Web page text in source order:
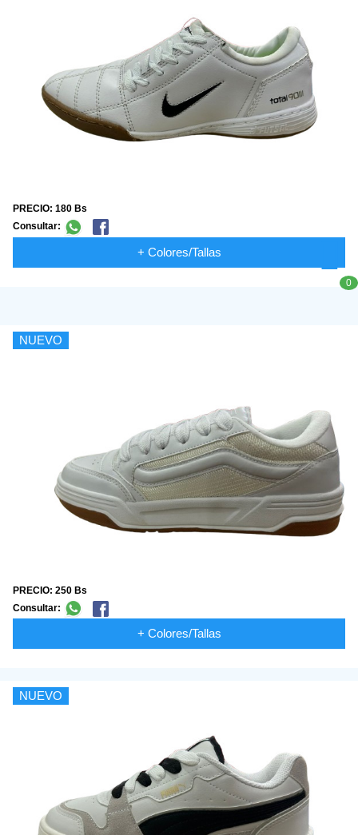
PRECIO: 180 Bs
Consultar:
+ Colores/Tallas
NUEVO
PRECIO: 250 Bs
Consultar:
+ Colores/Tallas
NUEVO
0